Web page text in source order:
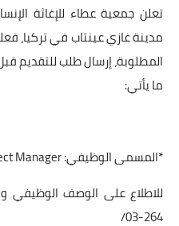
تعلن جمعية عطاء للإغاثة
مدينة غازي عينتاب في تركيا،
ما يأتي:
*المسمى الوظيفي: Protection Project Manager
للاطلاع على الوصف الوظيفي
03-264/